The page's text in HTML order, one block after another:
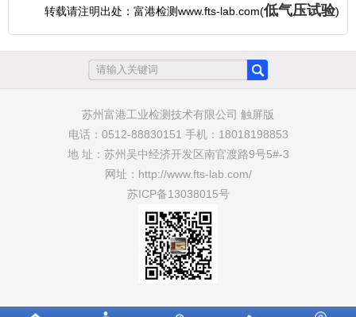
转载请注明出处：富港检测www.fts-lab.com(低气压试验)
苏州富港工业检测技术有限公司 触屏版
电话：0512-88830151 手机：18018198853
地 址：苏州吴中经济开发区南官渡路9号5#-3
网址：http://www.fts-lab.com/
苏ICP备13038015号